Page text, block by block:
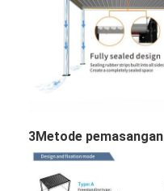
3Metode pemasangan